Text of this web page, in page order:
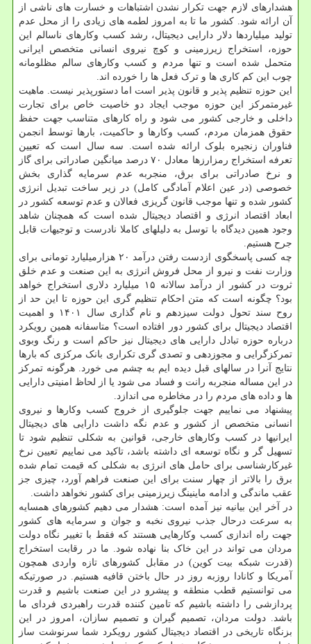
هشدارهای لازم جهت تکرار نشدن اشتباهات و خسارت های ناشی از
آن ارائه شود. کشور ما تا به امروز لطمه های زیادی را از محل عدم
تولید میلیاردها دلار دارایی دیجیتال، رشد کسب وکارهای ناسالم این
حوزه، استخراج زیرزمینی و کوچ نیروی انسانی متخصص ایرانی
متحمل شده است و تنها مردم و کسب وکارهای سالم مظلومانه
چوب این کم کاری ها و ترک فعل ها را خورده اند.
این حوزه تنظیم پذیر و قانون پذیر است اما دستورپذیر نیست. ماهیت
غیرمتمرکز این حوزه موجب ایجاد دو خاصیت خاص برای تجارت
داخلی و خارجی کشور می شود و راه کارهای متناسب جهت حفظ
حقوق همزمان مردم، کسب وکارها و حاکمیت، بارها توسط انجمن
فناوران زنجیره بلوک ارائه شده است. سه سال است که تعیین
تعرفه استخراج رمزارزها معادل ۷۰ درصد میانگین صادراتی برای گاز
و نرخ صادراتی برای برق، منجربه عدم سرمایه گذاری بخش
خصوصی (در عین اعلام آمادگی کامل) در زیر ساخت تبدیل انرژی
کشور شده و تنها موجب قانون گریزی فعالان و عدم توسعه کشور در
ابعاد اقتصاد انرژی و اقتصاد دیجیتال شده است که همچنان شاهد
وجود همین دیدگاه با توسل به دلیلهای کاملا نادرست و توجیهات قابل
جرح هستیم.
چه کسی پاسخگوی ازدست رفتن درآمد ۲۰ هزارمیلیارد تومانی برای
وزارت نفت و نیرو از محل فروش انرژی به این صنعت و عدم خلق
ثروت در کشور از درآمد سالانه ۱۵ میلیارد دلاری استخراج خواهد
بود؟ چگونه است که متن احکام تنظیم گری این حوزه تا این حد از
روح سند تحول دولت سیزدهم و نام گذاری سال ۱۴۰۱ و اهمیت
اقتصاد دیجیتال برای کشور دور افتاده است؟ متاسفانه همین رویکرد
درباره حوزه تبادل دارایی های دیجیتال نیز حاکم است و رنگ وبوی
تمرکزگرایی و مجوزدهی و تصدی گری تکراری بانک مرکزی که بارها
نتایج آنرا در سالهای قبل دیده ایم به چشم می خورد. هرگونه تمرکز
در این مساله منجربه رانت و فساد می شود یا از لحاظ امنیتی دارایی
ها و داده های مردم را در مخاطره می اندازد.
پیشنهاد می نماییم جهت جلوگیری از خروج کسب وکارها و نیروی
انسانی متخصص از کشور و عدم نگه داشت دارایی های دیجیتال
ایرانیها در کسب وکارهای خارجی، قوانین به شکلی تنظیم شود تا
تسهیل گر و نگاه توسعه ای داشته باشد، تاکید می نماییم تعیین نرخ
غیرکارشناسی برای حامل های انرژی به شکلی که قیمت تمام شده
برق را بالاتر از چهار سنت برای این صنعت فراهم آورد، چیزی جز
عقب ماندگی و ادامه ماینینگ زیرزمینی برای کشور نخواهد داشت.
در آخر این بیانیه نیز آمده است: هشدار می دهیم کشورهای همسایه
به سرعت درحال جذب نیروی نخبه و جوان و سرمایه های کشور
جهت راه اندازی کسب وکارهایی هستند که فقط با تغییر نگاه دولت
مردان می تواند در این خاک بنا نهاده شود. ما در رقابت استخراج
(قدرت شبکه بیت کوین) در مقابل کشورهای تازه واردی همچون
آمریکا و کانادا روزبه روز در حال باختن قافیه هستیم. در صورتیکه
می توانستیم قطب منطقه و پیشرو در این صنعت باشیم و قدرت
پردازشی را داشته باشیم که تامین کننده قدرت راهبردی فردای ما
باشد. دولت مردان، تصمیم گیران و تصمیم سازان، امروز در این
بزنگاه تاریخی در اقتصاد دیجیتال کشور رویکرد شما سرنوشت ساز